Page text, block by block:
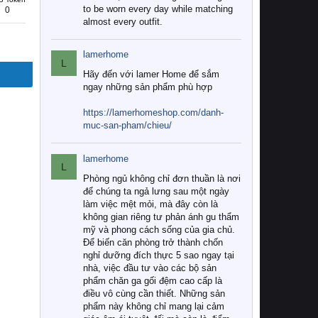
0
to be worn every day while matching
almost every outfit.
L
lamerhome
Hãy đến với lamer Home để sắm
ngay những sản phẩm phù hợp
https://lamerhomeshop.com/danh-
muc-san-pham/chieu/
L
lamerhome
Phòng ngủ không chỉ đơn thuần là nơi
để chúng ta ngả lưng sau một ngày
làm việc mệt mỏi, mà đây còn là
không gian riêng tư phản ánh gu thẩm
mỹ và phong cách sống của gia chủ.
Để biến căn phòng trở thành chốn
nghỉ dưỡng đích thực 5 sao ngay tại
nhà, việc đầu tư vào các bộ sản
phẩm chăn ga gối đệm cao cấp là
điều vô cùng cần thiết. Những sản
phẩm này không chỉ mang lại cảm